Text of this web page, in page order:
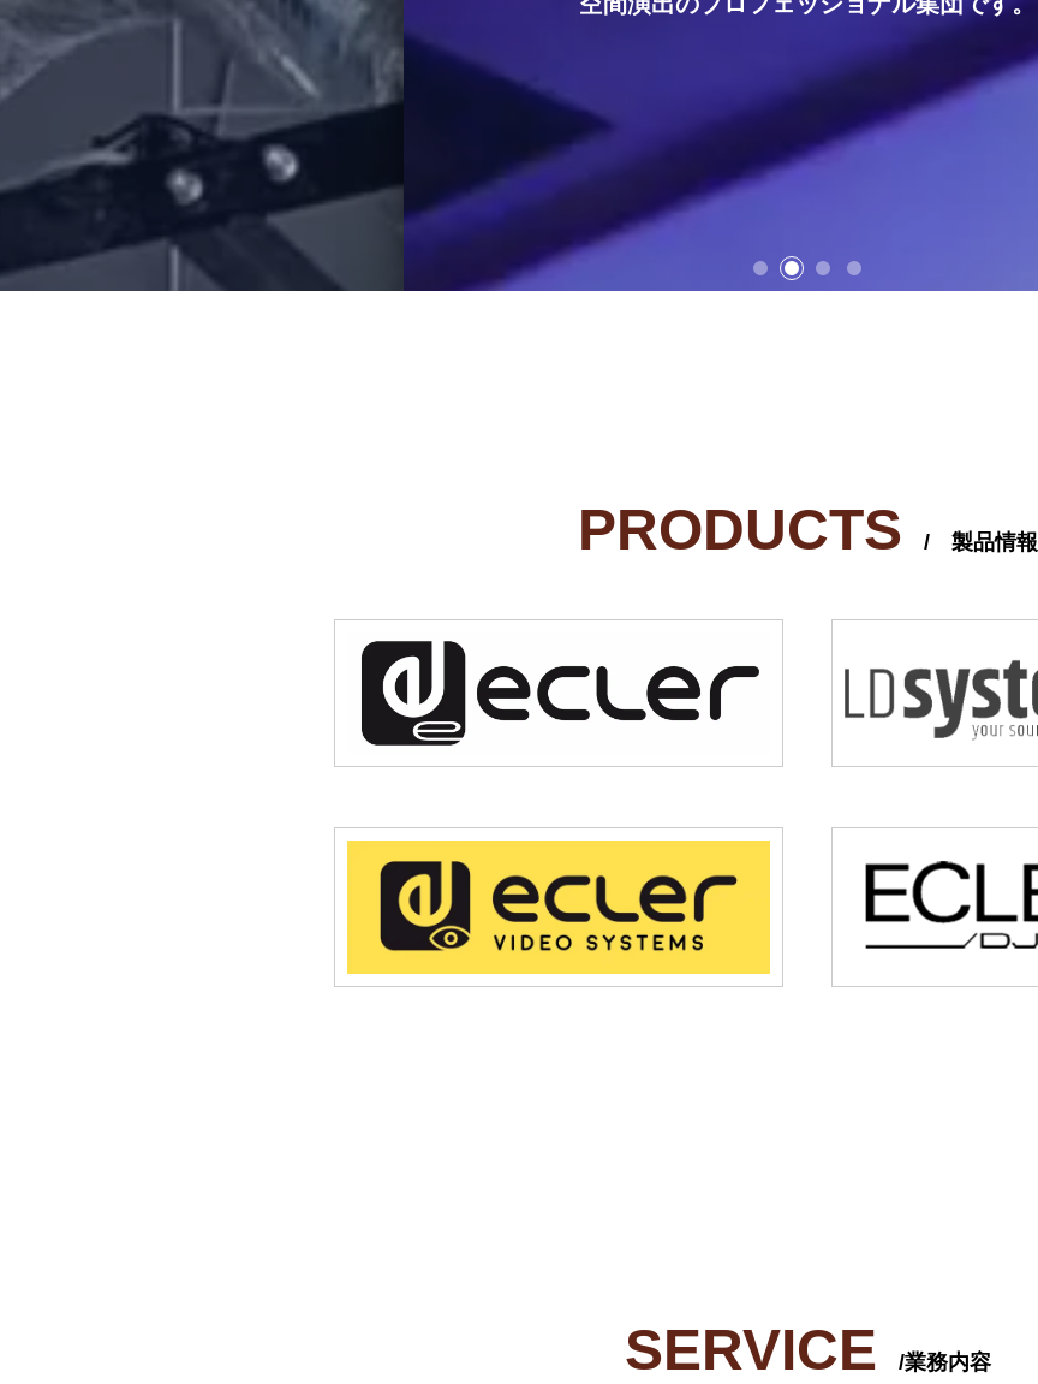
PRODUCTS / 製品情報
SERVICE /業務内容